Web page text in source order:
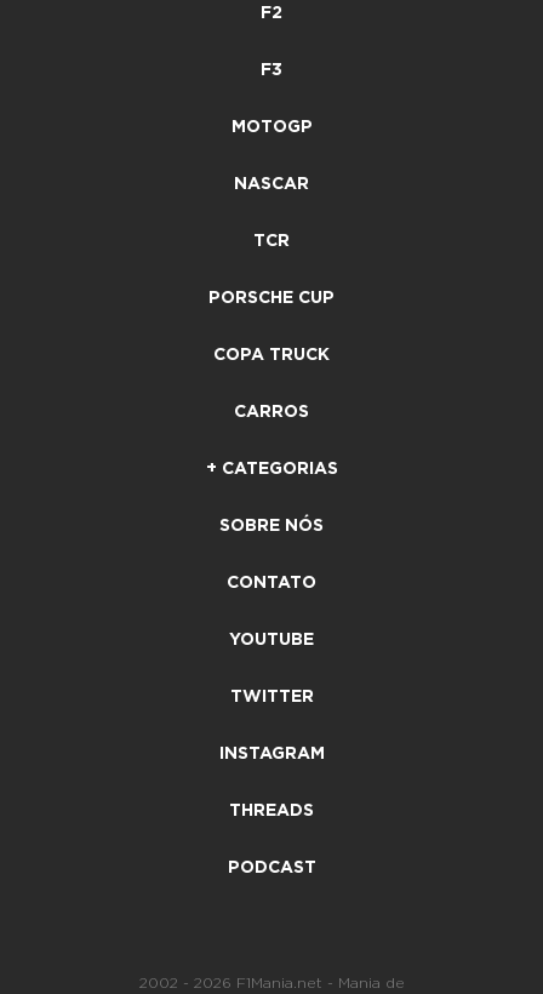
F2
F3
MOTOGP
NASCAR
TCR
PORSCHE CUP
COPA TRUCK
CARROS
+ CATEGORIAS
SOBRE NÓS
CONTATO
YOUTUBE
TWITTER
INSTAGRAM
THREADS
PODCAST
2002 - 2026 F1Mania.net - Mania de